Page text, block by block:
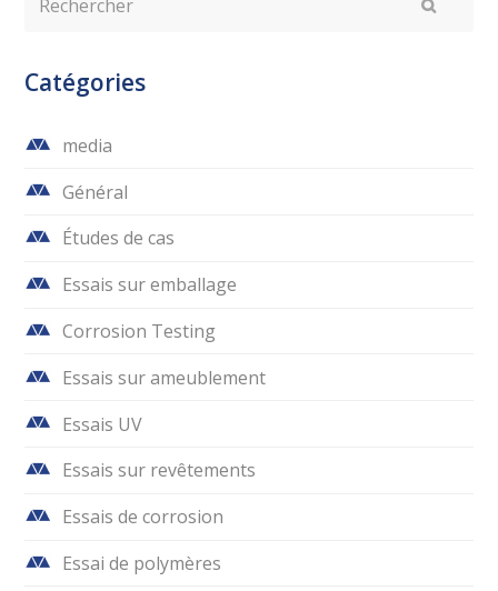
Envoyer
Catégories
media
Général
Études de cas
Essais sur emballage
Corrosion Testing
Essais sur ameublement
Essais UV
Essais sur revêtements
Essais de corrosion
Essai de polymères